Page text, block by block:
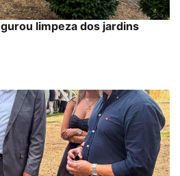
limpeza dos jardins